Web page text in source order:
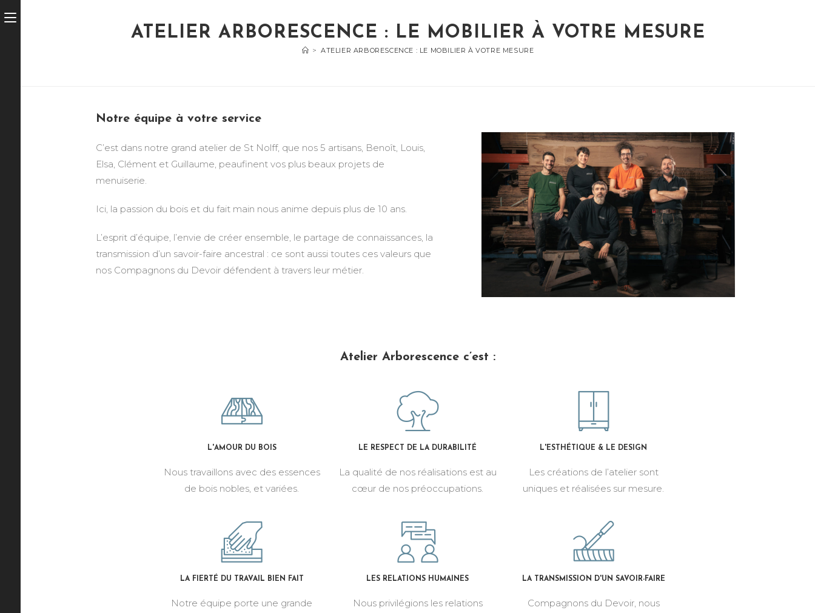
ATELIER ARBORESCENCE : LE MOBILIER À VOTRE MESURE
> ATELIER ARBORESCENCE : LE MOBILIER À VOTRE MESURE
Notre équipe à votre service
C’est dans notre grand atelier de St Nolff, que nos 5 artisans, Benoît, Louis,
Elsa, Clément et Guillaume, peaufinent vos plus beaux projets de
menuiserie.
Ici, la passion du bois et du fait main nous anime depuis plus de 10 ans.
L’esprit d’équipe, l’envie de créer ensemble, le partage de connaissances, la
transmission d’un savoir-faire ancestral : ce sont aussi toutes ces valeurs que
nos Compagnons du Devoir défendent à travers leur métier.
Atelier Arborescence c’est :
L'AMOUR DU BOIS
Nous travaillons avec des essences
de bois nobles, et variées.
LE RESPECT DE LA DURABILITÉ
La qualité de nos réalisations est au
cœur de nos préoccupations.
L'ESTHÉTIQUE & LE DESIGN
Les créations de l’atelier sont
uniques et réalisées sur mesure.
LA FIERTÉ DU TRAVAIL BIEN FAIT
Notre équipe porte une grande
LES RELATIONS HUMAINES
Nous privilégions les relations
LA TRANSMISSION D'UN SAVOIR-FAIRE
Compagnons du Devoir, nous